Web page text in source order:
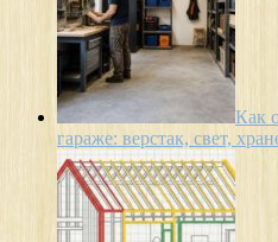
Как
гараже: верстак, свет,